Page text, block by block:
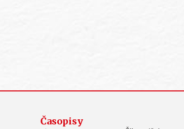
Časopisy